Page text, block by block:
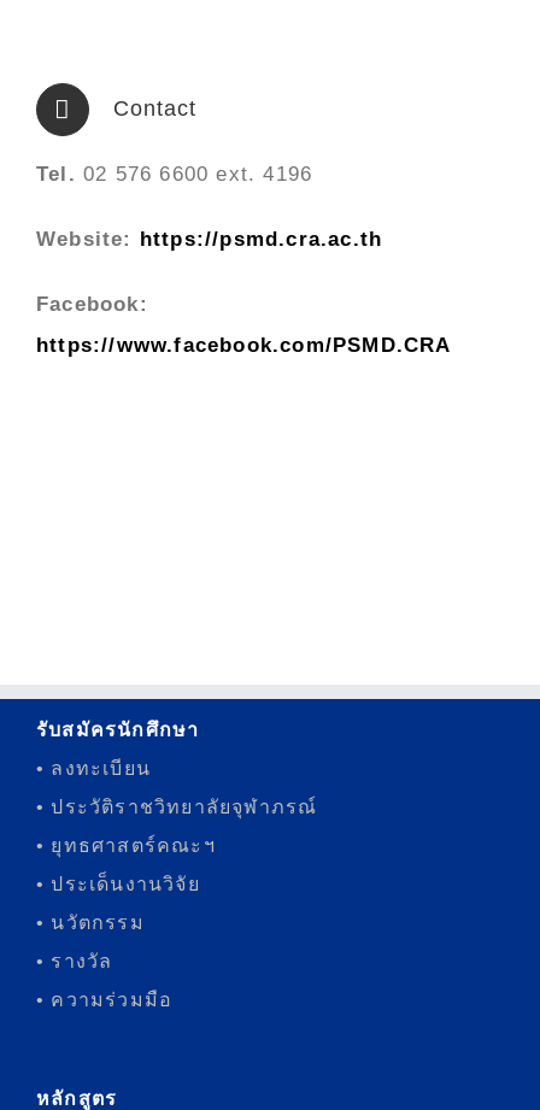
Contact
Tel. 02 576 6600 ext. 4196
Website: https://psmd.cra.ac.th
Facebook:
https://www.facebook.com/PSMD.CRA
รับสมัครนักศึกษา
• ลงทะเบียน
• ประวัติราชวิทยาลัยจุฬาภรณ์
• ยุทธศาสตร์คณะฯ
• ประเด็นงานวิจัย
• นวัตกรรม
• รางวัล
• ความร่วมมือ
หลักสูตร